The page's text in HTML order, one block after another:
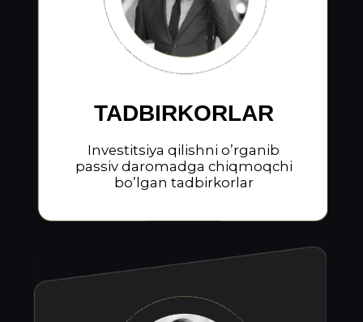
Boshlang’ich treyderman, daromadimni
oshirish uchun yangi strategiyalar va
texnikalarni o’rganmoqchiman
Oyligimdan orttira olmayapman, asosiy
ishimdan tashqari vaqtda qo’shimcha
stabil daromad topishni istayman
Treydingga qiziqaman, ammo qanday
qilib halol yo’llar orqali daromad
topishni bilmayapman